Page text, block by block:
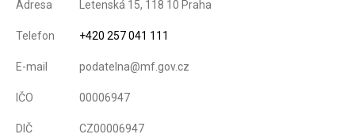
Adresa Letenská 15, 118 10 Praha
Telefon +420 257 041 111
E-mail podatelna@mf.gov.cz
IČO 00006947
DIČ CZ00006947